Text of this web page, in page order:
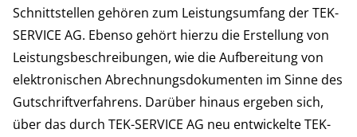
Schnittstellen gehören zum Leistungsumfang der TEK-
SERVICE AG. Ebenso gehört hierzu die Erstellung von
Leistungsbeschreibungen, wie die Aufbereitung von
elektronischen Abrechnungsdokumenten im Sinne des
Gutschriftverfahrens. Darüber hinaus ergeben sich,
über das durch TEK-SERVICE AG neu entwickelte TEK-